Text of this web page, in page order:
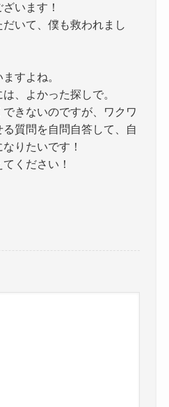
います！
いて、僕も救われまし
すよね。
、よかった探しで。
きないのですが、ワクワ
質問を自問自答して、自
りたいです！
ください！